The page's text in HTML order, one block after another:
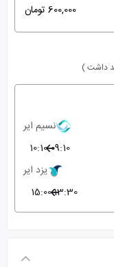
600,000 تومان
داشت )
نسیم ایر
09:10
10:10
یزد ایر
13:30
15:00